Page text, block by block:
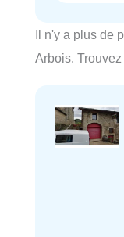
Il n'y a plus de
Arbois.